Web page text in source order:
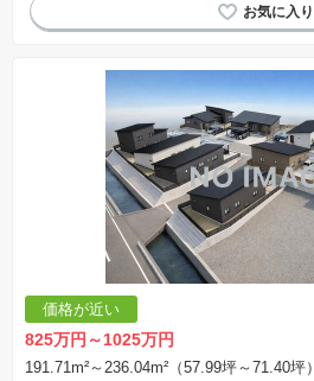
価格が近い
825万円～1025万円
191.71m²～236.04m²（57.99坪～71.40坪）